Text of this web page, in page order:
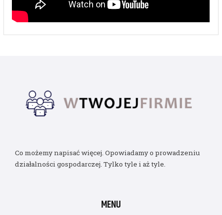
Co możemy napisać więcej. Opowiadamy o prowadzeniu
działalności gospodarczej. Tylko tyle i aż tyle.
MENU